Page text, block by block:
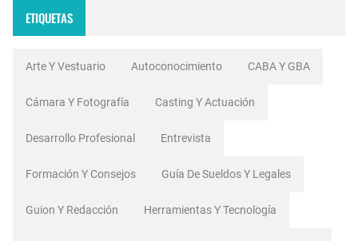
ETIQUETAS
Arte Y Vestuario Autoconocimiento CABA Y GBA
Cámara Y Fotografía Casting Y Actuación
Desarrollo Profesional Entrevista
Formación Y Consejos Guía De Sueldos Y Legales
Guion Y Redacción Herramientas Y Tecnología